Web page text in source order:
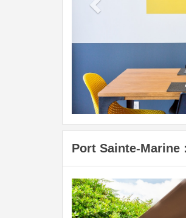
Port Sainte-Marine
Previous